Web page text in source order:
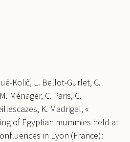
Količ, L. Bellot-Gurlet, C.
Ménager, C. Paris, C.
K. Madrigal, «
of Egyptian mummies held at
in Lyon (France):